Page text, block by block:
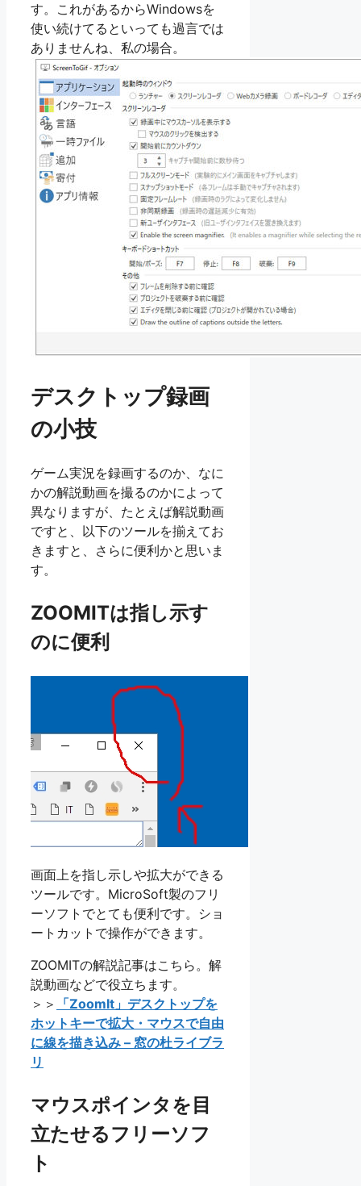
す。これがあるからWindowsを
使い続けてるといっても過言では
ありませんね、私の場合。
デスクトップ録画
の小技
ゲーム実況を録画するのか、なに
かの解説動画を撮るのかによって
異なりますが、たとえば解説動画
ですと、以下のツールを揃えてお
きますと、さらに便利かと思いま
す。
ZOOMITは指し示す
のに便利
画面上を指し示しや拡大ができる
ツールです。MicroSoft製のフリ
ーソフトでとても便利です。ショ
ートカットで操作ができます。
ZOOMITの解説記事はこちら。解
説動画などで役立ちます。
＞＞
「ZoomIt」デスクトップを
ホットキーで拡大・マウスで自由
に線を描き込み – 窓の杜ライブラ
リ
マウスポインタを目
立たせるフリーソフ
ト